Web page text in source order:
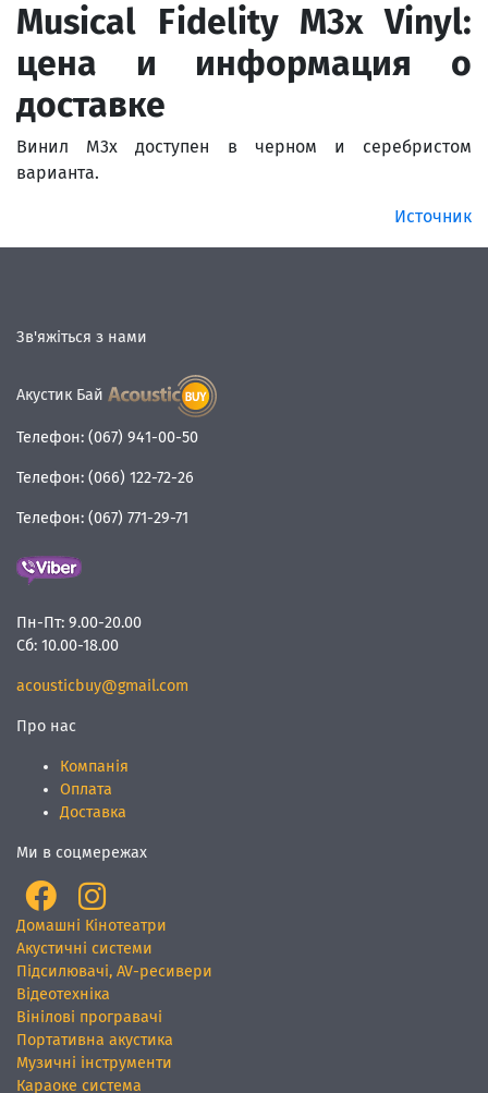
Musical Fidelity M3x Vinyl:
цена и информация о
доставке
Винил M3x доступен в черном и серебристом
варианта.
Источник
Зв'яжіться з нами
Акустик Бай
Телефон: (067) 941-00-50
Телефон: (066) 122-72-26
Телефон: (067) 771-29-71
Пн-Пт: 9.00-20.00
Сб: 10.00-18.00
acousticbuy@gmail.com
Про нас
Компанія
Оплата
Доставка
Ми в соцмережах
Домашні Кінотеатри
Акустичні системи
Підсилювачі, AV-ресивери
Відеотехніка
Вінілові програвачі
Портативна акустика
Музичні інструменти
Караоке система